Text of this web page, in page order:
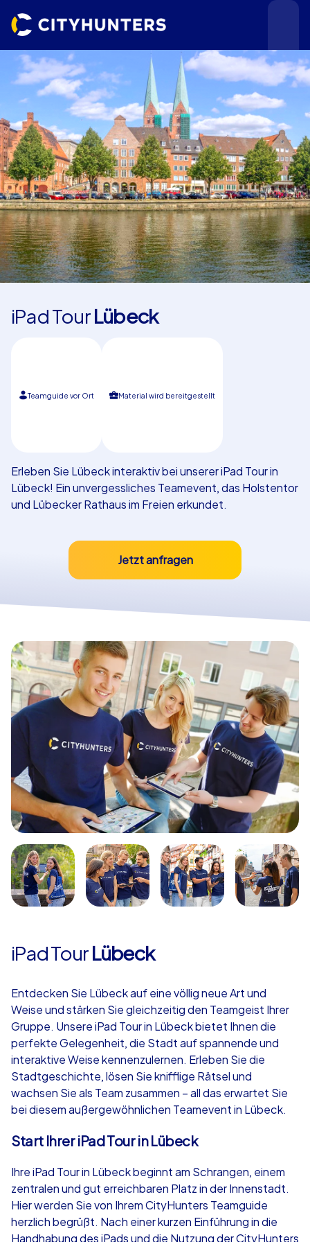
Teamevents
Städte
Anlässe
iPad TourLübeck
Teamguide vor Ort Material wird bereitgestellt
Erleben Sie Lübeck interaktiv bei unserer iPad Tour in
Lübeck! Ein unvergessliches Teamevent, das Holstentor
und Lübecker Rathaus im Freien erkundet.
Jetzt anfragen
iPad TourLübeck
Entdecken Sie Lübeck auf eine völlig neue Art und
Weise und stärken Sie gleichzeitig den Teamgeist Ihrer
Gruppe. Unsere iPad Tour in Lübeck bietet Ihnen die
perfekte Gelegenheit, die Stadt auf spannende und
interaktive Weise kennenzulernen. Erleben Sie die
Stadtgeschichte, lösen Sie knifflige Rätsel und
wachsen Sie als Team zusammen – all das erwartet Sie
bei diesem außergewöhnlichen Teamevent in Lübeck.
Start Ihrer iPad Tour in Lübeck
Ihre iPad Tour in Lübeck beginnt am Schrangen, einem
zentralen und gut erreichbaren Platz in der Innenstadt.
Hier werden Sie von Ihrem CityHunters Teamguide
herzlich begrüßt. Nach einer kurzen Einführung in die
Handhabung des iPads und die Nutzung der CityHunters